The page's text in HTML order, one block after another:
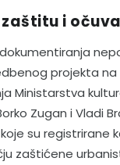
i
projekta
Ministarstva
Zugan i Vladi
su registrirane
zaštićene